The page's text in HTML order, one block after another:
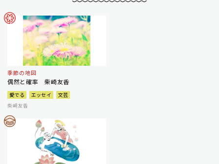
季節の地図
偶然と確率 柴崎友香
愛でる エッセイ
文芸
柴崎友香